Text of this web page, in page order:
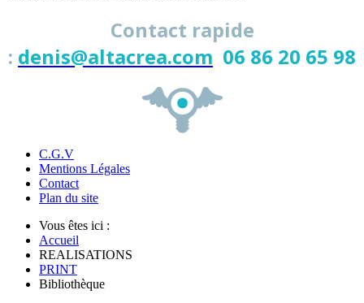
Contact rapide
: denis@altacrea.com 06 86 20 65 98
C.G.V
Mentions Légales
Contact
Plan du site
Vous êtes ici :
Accueil
REALISATIONS
PRINT
Bibliothèque